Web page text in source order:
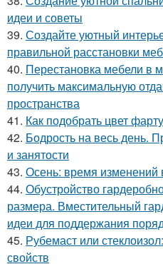
идеи и советы
39. Создайте уютный
правильной расстановки
40. Перестановка мебели в
получить максимальную
пространства
41. Как подобрать цвет
42. Бодрость на весь день.
и занятости
43. Осень: время изменений
44. Обустройство
размера. Вместительный
идеи для поддержания
45. Рубемаст или
свойств